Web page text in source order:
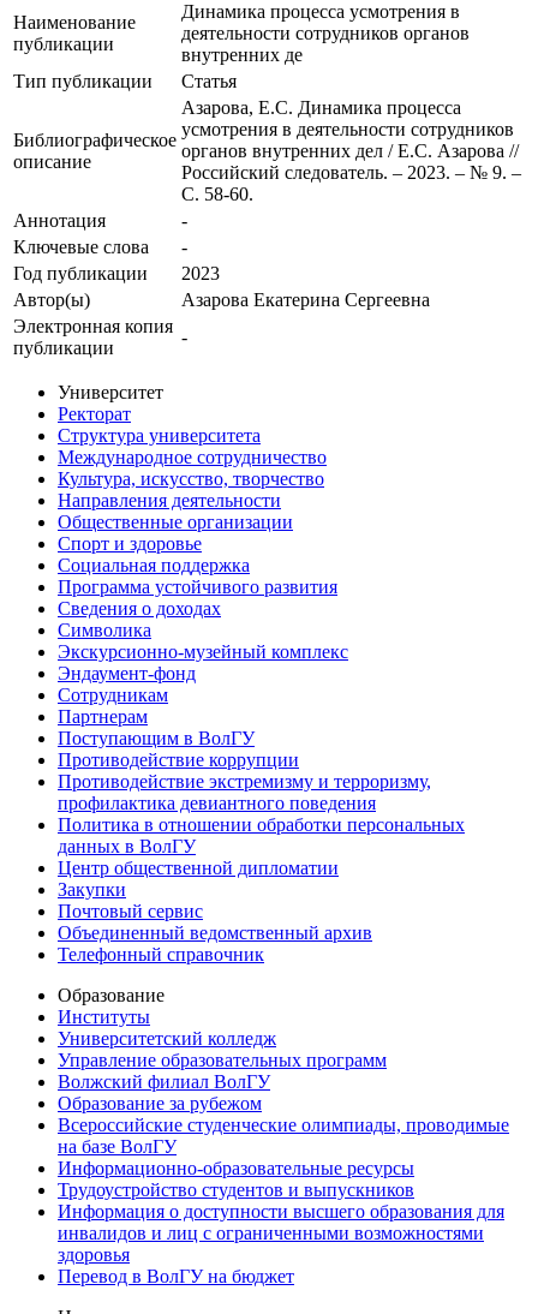
Наименование
публикации
Динамика процесса усмотрения в
деятельности сотрудников органов
внутренних де
Тип публикации
Статья
Библиографическое
описание
Азарова, Е.С. Динамика процесса
усмотрения в деятельности сотрудников
органов внутренних дел / Е.С. Азарова //
Российский следователь. – 2023. – № 9. –
С. 58-60.
Аннотация
-
Ключевые cлова
-
Год публикации
2023
Автор(ы)
Азарова Екатерина Сергеевна
Электронная копия
публикации
-
Университет
Ректорат
Структура университета
Международное сотрудничество
Культура, искусство, творчество
Направления деятельности
Общественные организации
Спорт и здоровье
Социальная поддержка
Программа устойчивого развития
Сведения о доходах
Символика
Экскурсионно-музейный комплекс
Эндаумент-фонд
Сотрудникам
Партнерам
Поступающим в ВолГУ
Противодействие коррупции
Противодействие экстремизму и терроризму,
профилактика девиантного поведения
Политика в отношении обработки персональных
данных в ВолГУ
Центр общественной дипломатии
Закупки
Почтовый сервис
Объединенный ведомственный архив
Телефонный справочник
Образование
Институты
Университетский колледж
Управление образовательных программ
Волжский филиал ВолГУ
Образование за рубежом
Всероссийские студенческие олимпиады, проводимые
на базе ВолГУ
Информационно-образовательные ресурсы
Трудоустройство студентов и выпускников
Информация о доступности высшего образования для
инвалидов и лиц с ограниченными возможностями
здоровья
Перевод в ВолГУ на бюджет